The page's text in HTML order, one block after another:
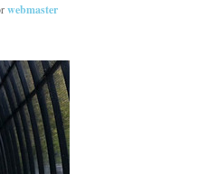
webmaster